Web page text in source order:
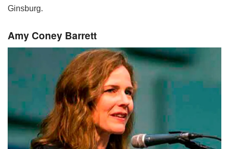
Ginsburg.
Amy Coney Barrett